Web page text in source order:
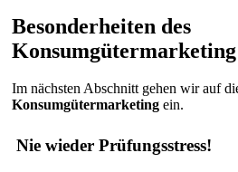
Besonderheiten des
Konsumgütermarketing
Im nächsten Abschnitt gehen wir auf
Konsumgütermarketing ein.
Nie wieder Prüfungsstress!